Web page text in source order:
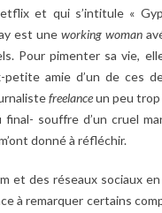
et qui s’intitule «
est une working woman
Pour pimenter sa vie,
amie d’un de ces
freelanceun peu trop
souffre d’un cruel
donné à réfléchir.
et des réseaux sociaux
à remarquer certains